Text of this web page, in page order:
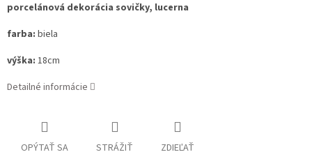
porcelánová dekorácia sovičky, lucerna
farba: biela
výška: 18cm
Detailné informácie
OPÝTAŤ SA STRÁŽIŤ ZDIEĽAŤ